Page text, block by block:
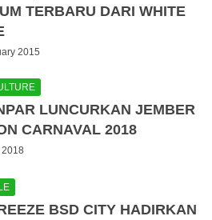
TERBARU DARI WHITE
2015
LUNCURKAN JEMBER
CARNAVAL 2018
2018
BSD CITY HADIRKAN